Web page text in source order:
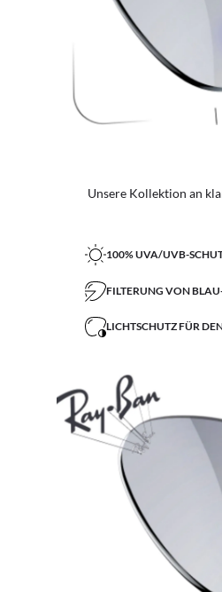
Unsere Kollektion an
100% UVA/UVB-
FILTERUNG VON
LICHTSCHUTZ FÜR